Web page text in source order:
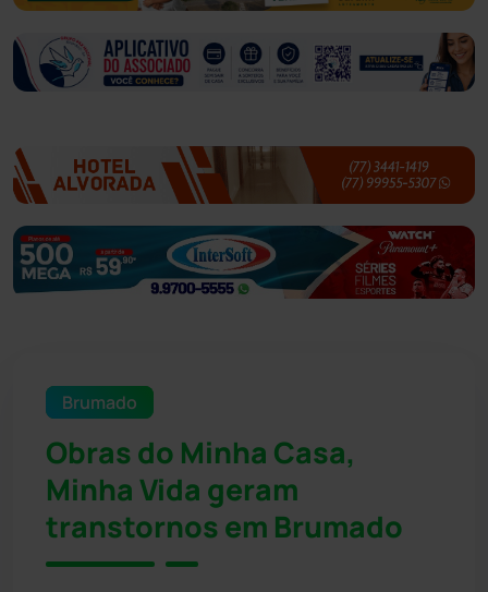
Brumado
Obras do Minha Casa,
Minha Vida geram
transtornos em Brumado